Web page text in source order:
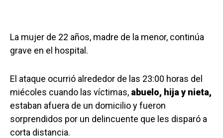
La mujer de 22 años, madre de la menor, continúa
grave en el hospital.
El ataque ocurrió alrededor de las 23:00 horas del
miécoles cuando las víctimas, abuelo, hija y nieta,
estaban afuera de un domicilio y fueron
sorprendidos por un delincuente que les disparó a
corta distancia.